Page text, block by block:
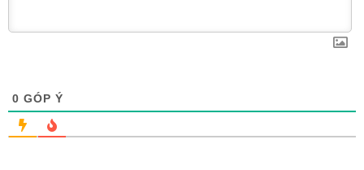
0 GÓP Ý